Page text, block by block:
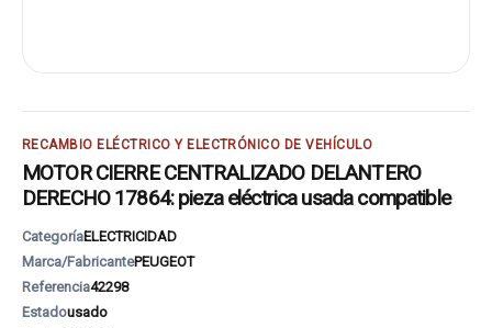
RECAMBIO ELÉCTRICO Y ELECTRÓNICO DE VEHÍCULO
MOTOR CIERRE CENTRALIZADO DELANTERO
DERECHO 17864: pieza eléctrica usada compatible
CategoríaELECTRICIDAD
Marca/FabricantePEUGEOT
Referencia42298
Estadousado